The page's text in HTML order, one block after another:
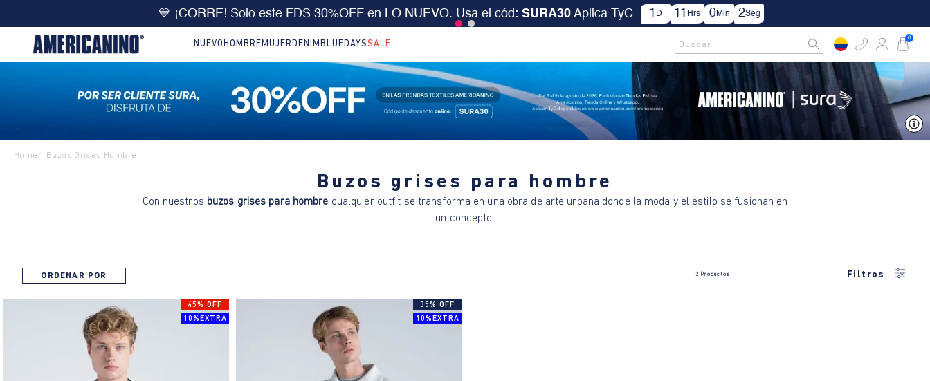
💙 ¡CORRE! Solo este FDS 30%OFF en LO NUEVO. Usa el cód: SURA30 Aplica TyC 1 D 11 Hrs 0Min 2Seg
Rastrea tu pedido aquí
NUEVO HOMBRE MUJER DENIM BLUEDAYSSALE Buscar 0
Home / Buzos Grises Hombre
Buzos grises para hombre
Con nuestros buzos grises para hombre cualquier outfit se transforma en una obra de arte urbana donde la moda y el estilo se fusionan en
un concepto.
ORDENAR POR 2 Productos Filtros
45% OFF
10%EXTRA
35% OFF
10%EXTRA